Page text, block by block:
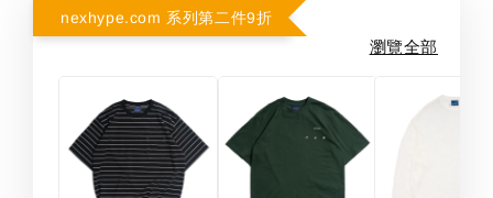
nexhype.com 系列第二件9折
瀏覽全部